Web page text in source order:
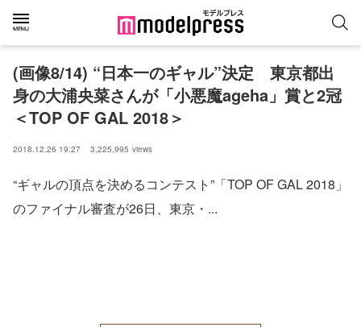
(画像8/14) “日本一のギャル”決定 東京都出
身の大浦央菜さんが「小悪魔ageha」賞と2冠
＜TOP OF GAL 2018＞
2018.12.26 19:27 3,225,995 views
“ギャルの頂点を決めるコンテスト”「TOP OF GAL 2018」
のファイナル審査が26日、東京・...